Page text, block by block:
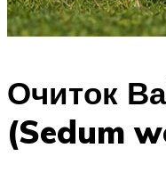
Очиток
(Sedum